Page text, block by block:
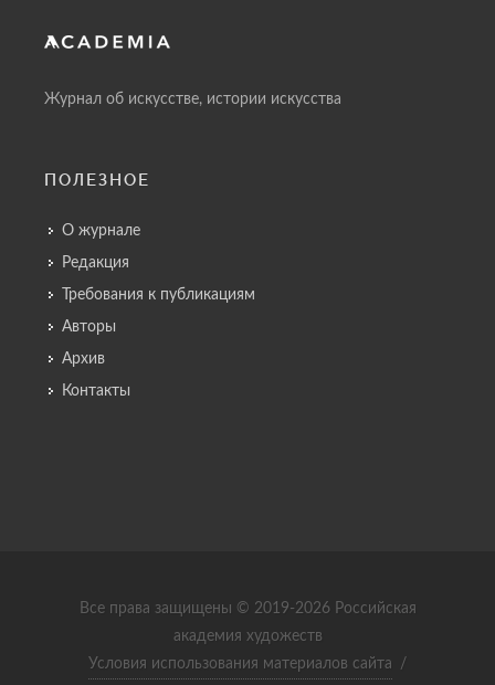
Журнал об искусстве, истории искусства
ПОЛЕЗНОЕ
О журнале
Редакция
Требования к публикациям
Авторы
Архив
Контакты
Все права защищены © 2019-2026 Российская
академия художеств
Условия использования материалов сайта
/